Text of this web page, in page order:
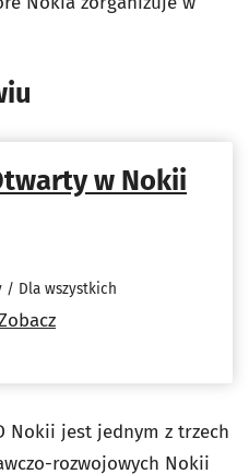
w Nokii
/ Dla wszystkich
Nokii jest jednym z trzech
rozwojowych Nokii